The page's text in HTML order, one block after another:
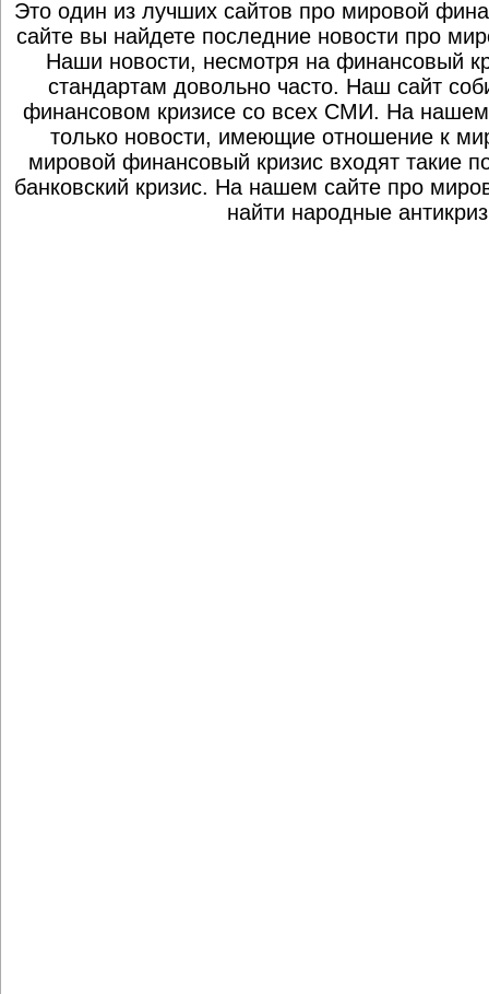
Это один из лучших сайтов про мировой
сайте вы найдете последние новости про
Наши новости, несмотря на финансовый
стандартам довольно часто. Наш сайт
финансовом кризисе со всех СМИ. На нашем
только новости, имеющие отношение к
мировой финансовый кризис входят такие
банковский кризис. На нашем сайте про
найти народные